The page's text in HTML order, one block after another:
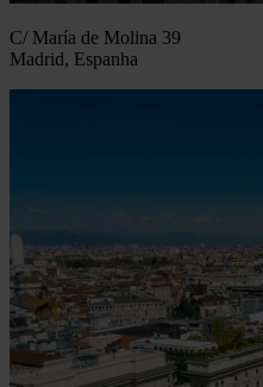
C/ María de Molina 39
Madrid, Espanha